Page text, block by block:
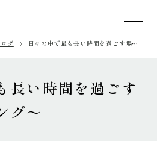
グ
日々の中で最も長い時間を過ごす場所
長い時間を過ごす
グ～